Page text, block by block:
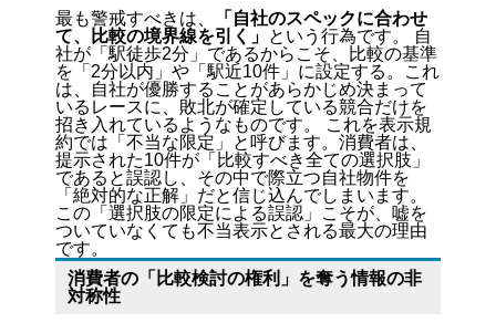
最も警戒すべきは、
「自社のスペックに合わせ
て、比較の境界線を引く」 という行為です。 自
社が「駅徒歩2分」であるからこそ、比較の基準
を「2分以内」や「駅近10件」に設定する。これ
は、自社が優勝することがあらかじめ決まって
いるレースに、敗北が確定している競合だけを
招き入れているようなものです。 これを表示規
約では「不当な限定」と呼びます。消費者は、
提示された10件が「比較すべき全ての選択肢」
であると誤認し、その中で際立つ自社物件を
「絶対的な正解」だと信じ込んでしまいます。
この「選択肢の限定による誤認」こそが、嘘を
ついていなくても不当表示とされる最大の理由
です。
消費者の「比較検討の権利」を奪う情報の非
対称性